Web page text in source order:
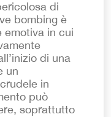
di
bombing è
emotiva in cui
di una
un
in
può
soprattutto